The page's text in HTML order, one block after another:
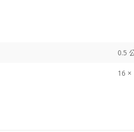
0.5
16 ×